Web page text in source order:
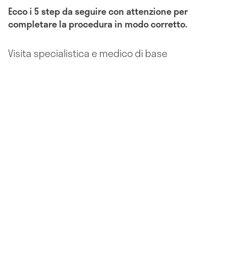
Ecco i 5 step da seguire con attenzione per
completare la procedura in modo corretto.
Visita specialistica e medico di base